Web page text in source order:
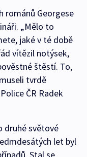
románů Georgese
„Mělo to
jaké v té době
vítězil notýsek,
štěstí. To,
tvrdě
ČR Radek
druhé světové
let byl